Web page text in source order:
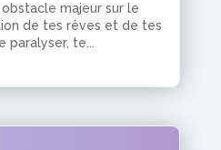
majeur sur le
de tes rêves et de tes
paralyser, te...